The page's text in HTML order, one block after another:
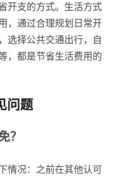
开支的方式。生活方式
，通过合理规划日常开
选择公共交通出行，自
，都是节省生活费用的
问题
？
情况：之前在其他认可